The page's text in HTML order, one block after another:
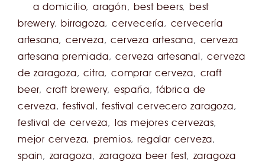
a domicilio,aragón,best beers,best
brewery,birragoza,cervecería, cervecería
artesana,cerveza,cerveza artesana, cerveza
artesana premiada,cerveza artesanal,cerveza
de zaragoza,citra,comprar cerveza, craft
beer, craft brewery, españa,fábrica de
cerveza,festival,festival cervecero zaragoza,
festival de cerveza, las mejores cervezas,
mejor cerveza,premios,regalar cerveza,
spain, zaragoza, zaragoza beer fest, zaragoza